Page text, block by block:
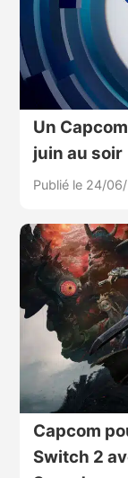
Un
juin au soir
Publié le 24/
Capcom
Switch 2